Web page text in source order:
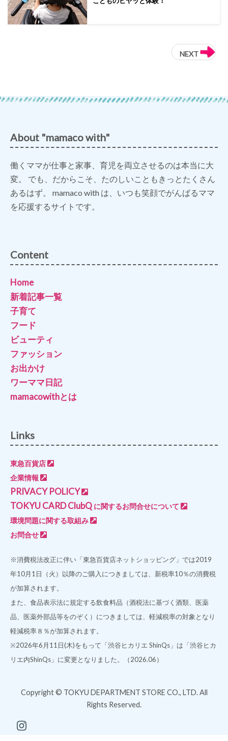
NEXT
About "mamaco with"
働くママが仕事と家事、育児を両立させるのは本当に大
変。 でも、だからこそ、たのしいこともきっとたくさん
あるはず。 mamaco with は、いつも笑顔でがんばるママ
を応援するサイトです。
Content
Home
新着記事一覧
子育て
フード
ビューティ
ファッション
お出かけ
ワーママ日記
mamacowithとは
Links
東急百貨店
企業情報
PRIVACY POLICY
TOKYU CARD ClubQ に関するお問合せについて
環境問題に関する取組み
お問合せ
※消費税法改正に伴い「東急百貨店ネットショッピング」では2019
年10月1日（火）以降のご購入につきましては、新税率10％の消費税
が加算されます。
また、食品表示法に規定する飲食料品（酒税法に基づく酒類、医薬
品、医薬外部品等をのぞく）につきましては、軽減税率の対象となり
軽減税率８％が加算されます。
※2026年6月11日(木)をもって「渋谷ヒカリエ ShinQs」は「渋谷ヒカ
リエ内ShinQs」に変更となりました。（2026.06）
Copyright © TOKYU DEPARTMENT STORE CO., LTD. All
Rights Reserved.